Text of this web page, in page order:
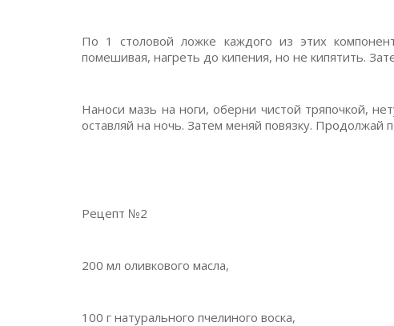
По 1 столовой ложке каждого из этих
помешивая, нагреть до кипения, но не кипятить.
Наноси мазь на ноги, оберни чистой тряпочкой,
оставляй на ночь. Затем меняй повязку. Продолжай
Рецепт №2
200 мл оливкового масла,
100 г натурального пчелиного воска,